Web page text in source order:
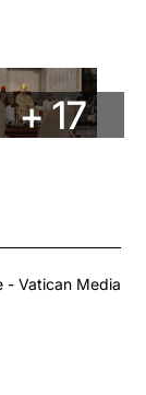
+ 17
- Vatican Media